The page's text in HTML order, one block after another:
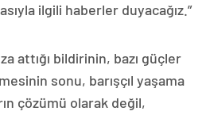
ilgili haberler duyacağız.”
attığı bildirinin, bazı güçler
sonu, barışçıl yaşama
çözümü olarak değil,